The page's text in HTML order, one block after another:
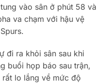
vào sân ở phút 58 và
va chạm với hậu vệ
đi ra khỏi sân sau khi
buổi họp báo sau trận,
rất lo lắng về mức độ